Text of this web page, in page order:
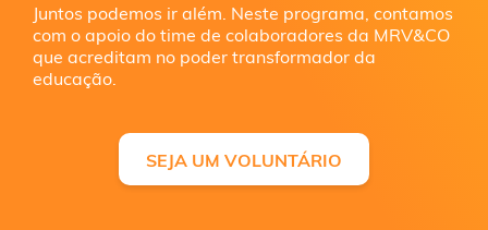
Juntos podemos ir além. Neste programa, contamos
com o apoio do time de colaboradores da MRV&CO
que acreditam no poder transformador da
educação.
SEJA UM VOLUNTÁRIO